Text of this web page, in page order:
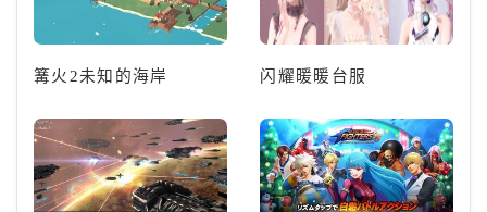
篝火2未知的海岸 闪耀暖暖台服